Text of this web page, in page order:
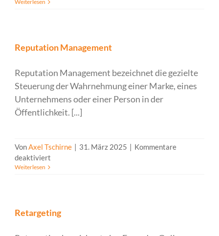
Weiterlesen
Reputation Management
Reputation Management bezeichnet die gezielte
Steuerung der Wahrnehmung einer Marke, eines
Unternehmens oder einer Person in der
Öffentlichkeit. [...]
VonAxel Tschirne | 31. März 2025 | Kommentare
deaktiviert
Weiterlesen
Retargeting